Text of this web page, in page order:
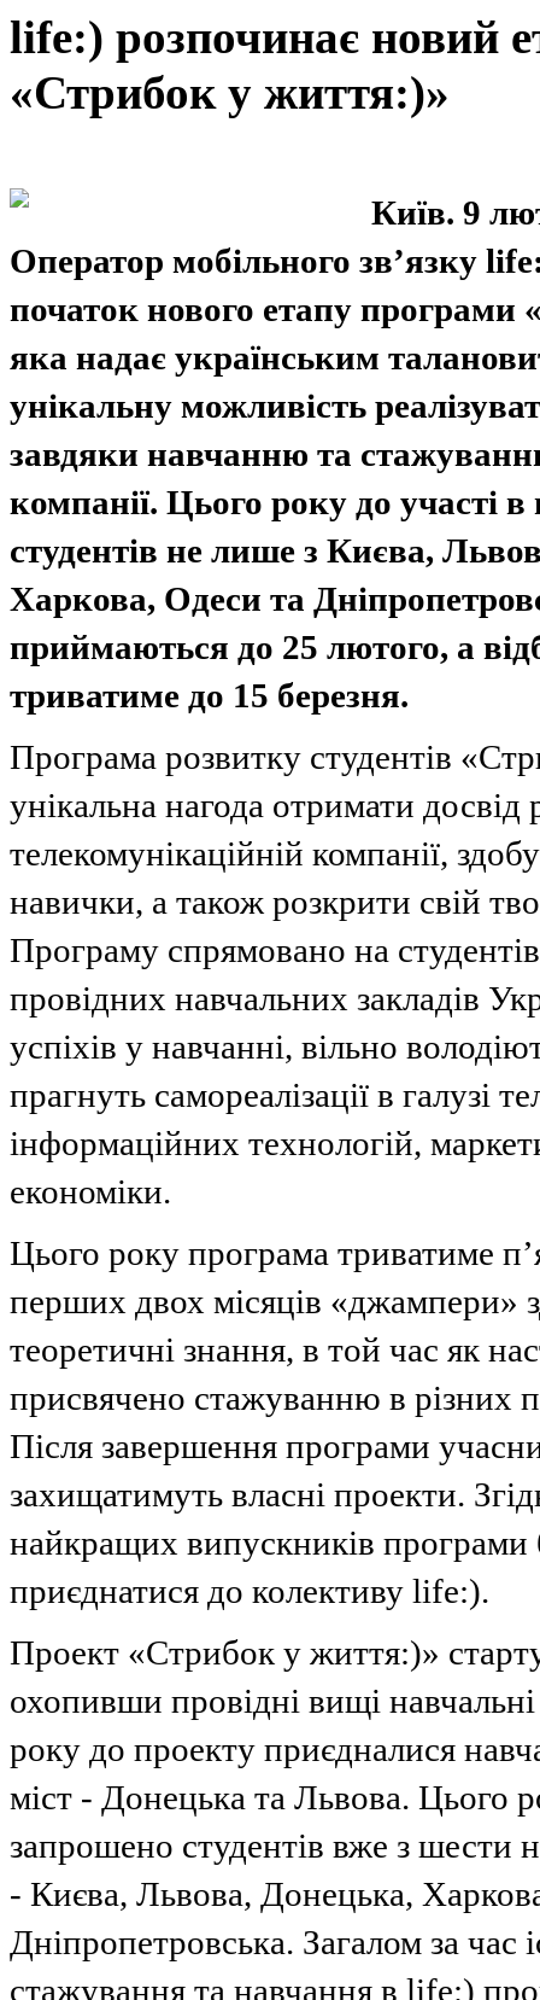
life:) розпочинає новий
«Стрибок у життя:)»
Київ. 9
Оператор мобільного зв’язку
початок нового етапу
яка надає українським
унікальну можливість
завдяки навчанню та
компанії. Цього року до участі
студентів не лише з Києва,
Харкова, Одеси та
приймаються до 25 лютого, а
триватиме до 15 березня.
Програма розвитку студентів
унікальна нагода отримати досвід
телекомунікаційній компанії,
навички, а також розкрити свій
Програму спрямовано на
провідних навчальних закладів
успіхів у навчанні, вільно
прагнуть самореалізації в галузі
інформаційних технологій,
економіки.
Цього року програма триватиме
перших двох місяців «джампери»
теоретичні знання, в той час як
присвячено стажуванню в різних
Після завершення програми
захищатимуть власні проекти.
найкращих випускників програми
приєднатися до колективу life:).
Проект «Стрибок у життя:)»
охопивши провідні вищі
року до проекту приєдналися
міст - Донецька та Львова. Цього
запрошено студентів вже з шести
- Києва, Львова, Донецька,
Дніпропетровська. Загалом за час
стажування та навчання в life:)